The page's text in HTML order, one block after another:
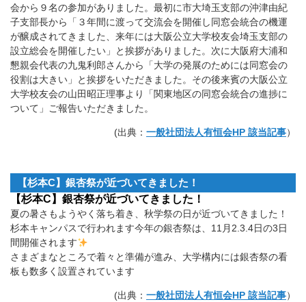
会から９名の参加がありました。最初に市大埼玉支部の沖津由紀
子支部長から「３年間に渡って交流会を開催し同窓会統合の機運
が醸成されてきました、来年には大阪公立大学校友会埼玉支部の
設立総会を開催したい」と挨拶がありました。次に大阪府大浦和
懇親会代表の九鬼利郎さんから「大学の発展のためには同窓会の
役割は大きい」と挨拶をいただきました。その後来賓の大阪公立
大学校友会の山田昭正理事より「関東地区の同窓会統合の進捗に
ついて」ご報告いただきました。
(出典： 一般社団法人有恒会HP 該当記事）
【杉本C】銀杏祭が近づいてきました！
【杉本C】銀杏祭が近づいてきました！
夏の暑さもようやく落ち着き、秋学祭の日が近づいてきました！
杉本キャンパスで行われます今年の銀杏祭は、11月2.3.4日の3日
間開催されます
さまざまなところで着々と準備が進み、大学構内には銀杏祭の看
板も数多く設置されています
(出典： 一般社団法人有恒会HP 該当記事）